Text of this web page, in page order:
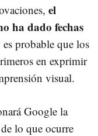
el
ha dado fechas
es probable que los
en exprimir
visual.
Google la
lo que ocurre